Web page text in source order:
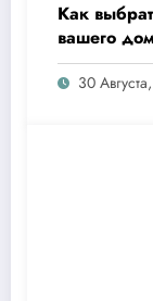
Как
вашего
сделают
30